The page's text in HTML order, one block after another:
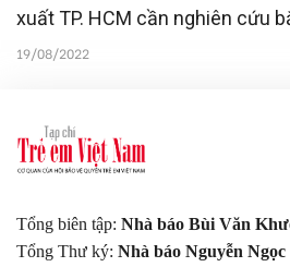
xuất TP. HCM cần nghiên cứu
để giám sát, bảo vệ trẻ em tại
19/08/2022
Tổng biên tập: Nhà báo Bùi Văn
Tổng Thư ký: Nhà báo Nguyễn Ngọc